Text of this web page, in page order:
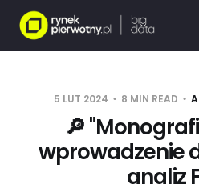
5 LUT 2024 8 MIN READ
🔎
wprowadzenie
analiz